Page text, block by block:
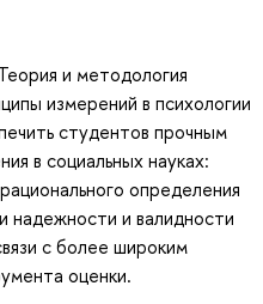
и методология
измерений в психологии
студентов прочным
в социальных науках:
определения
надежности и валидности
с более широким
оценки.